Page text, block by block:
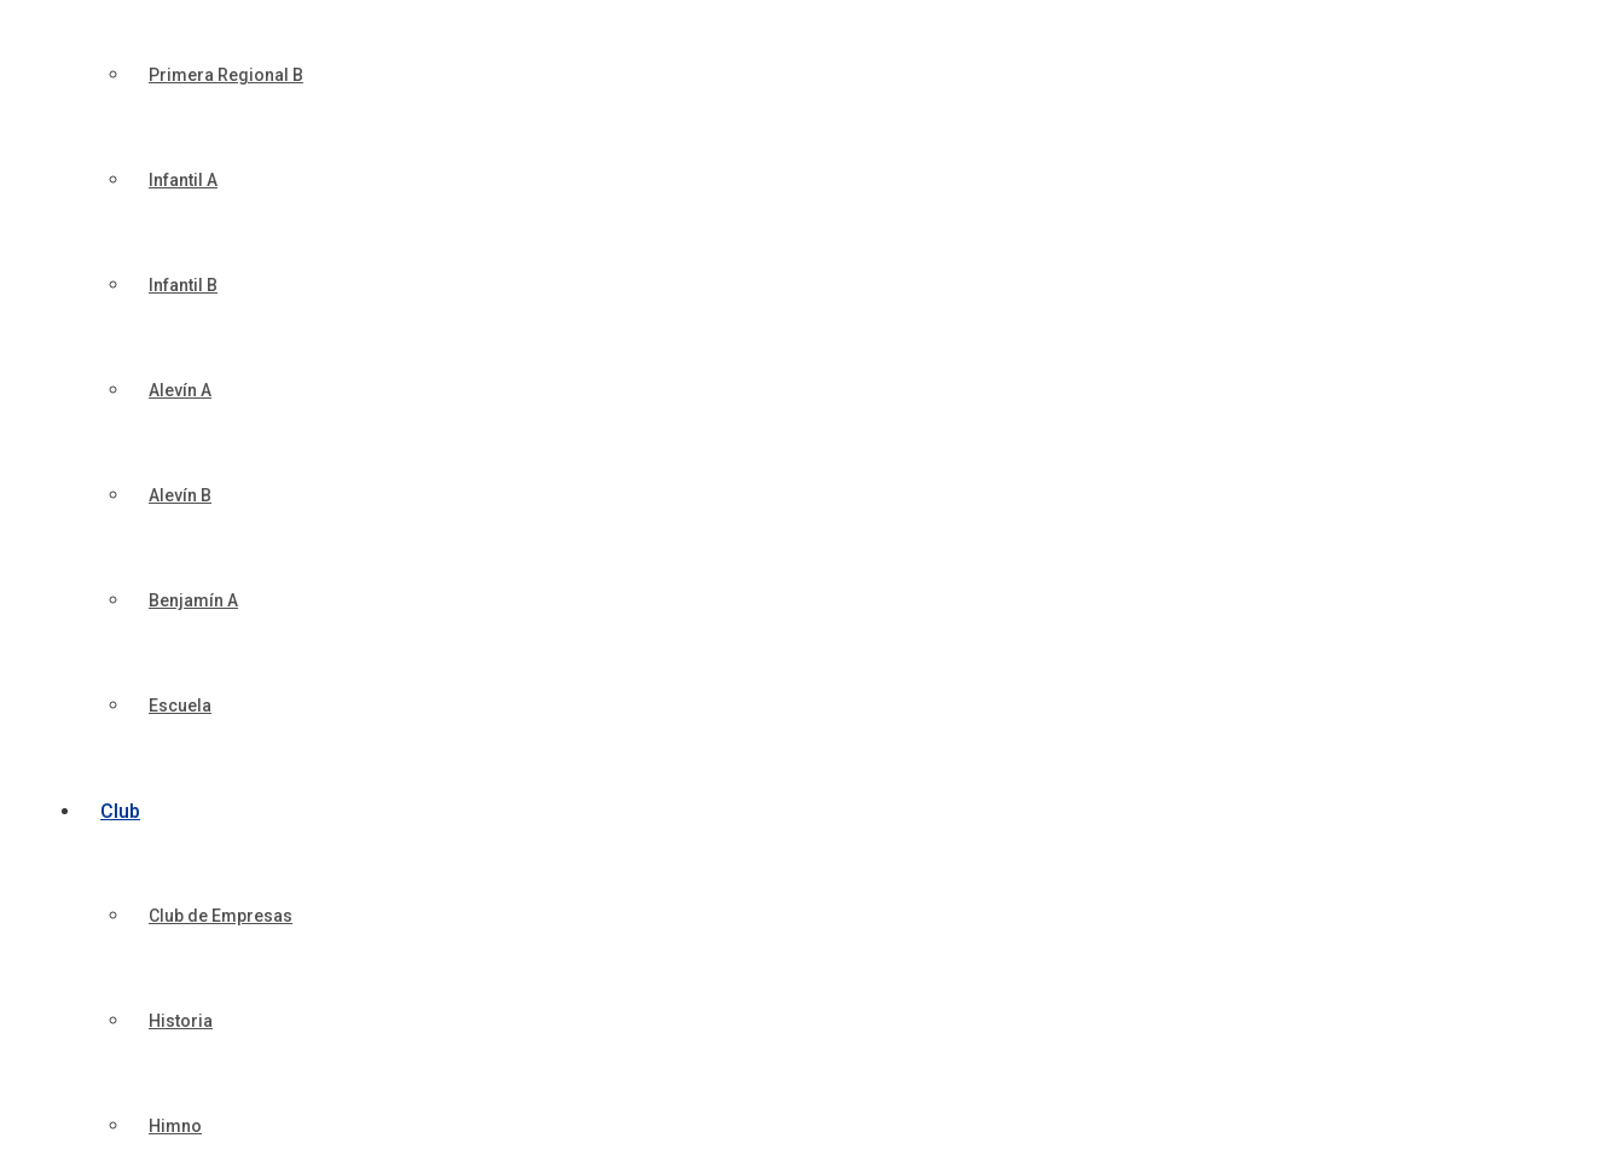
Primera Regional B
Infantil A
Infantil B
Alevín A
Alevín B
Benjamín A
Escuela
Club
Club de Empresas
Historia
Himno